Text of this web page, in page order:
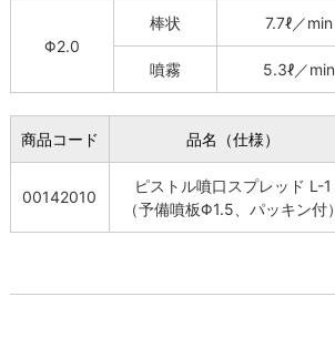
Φ2.0
棒状 7.7ℓ／min
噴霧 5.3ℓ／min
商品コード 品名（仕様）
00142010
ピストル噴口スプレッド L-1
（予備噴板Φ1.5、パッキン付）